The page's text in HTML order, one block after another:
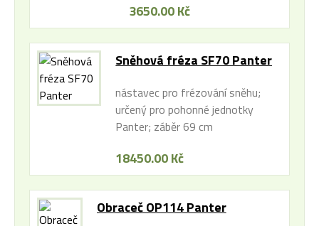
3650.00 Kč
Sněhová fréza SF70 Panter
nástavec pro frézování sněhu;
určený pro pohonné jednotky
Panter; záběr 69 cm
18450.00 Kč
Obraceč OP114 Panter